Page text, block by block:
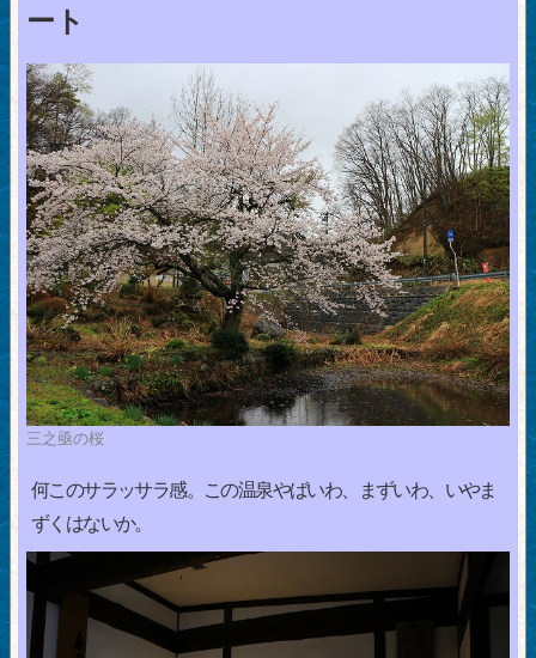
ート
三之亟の桜
何このサラッサラ感。この温泉やばいわ、まずいわ、いやま
ずくはないか。